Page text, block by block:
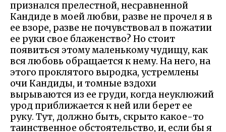
признался прелестной, несравненной
Кандиде в моей любви, разве не прочел я в
ее взоре, разве не почувствовал в пожатии
ее руки свое блаженство? Но стоит
появиться этому маленькому чудищу, как
вся любовь обращается к нему. На него, на
этого проклятого выродка, устремлены
очи Кандиды, и томные вздохи
вырываются из ее груди, когда неуклюжий
урод приближается к ней или берет ее
руку. Тут, должно быть, скрыто какое-то
таинственное обстоятельство, и, если бы я